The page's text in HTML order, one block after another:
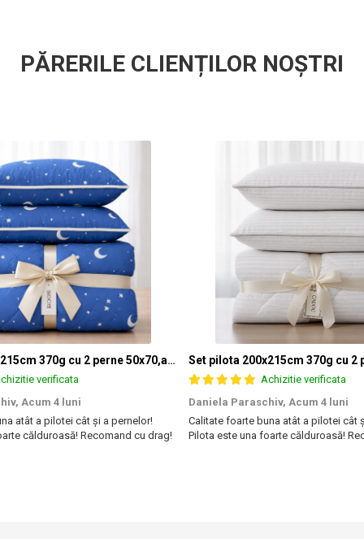
PĂRERILE CLIENȚILOR NOȘTRI
Set pilota 200x215cm 370g cu 2 perne 50x70,albastru- PLT36
verificata
Acum 4 luni
atât a pilotei cât și a pernelor!
călduroasă! Recomand cu drag!
Achizitie verificata
Daniela Paraschiv, Acum 4 luni
Calitate foarte buna atât a pilotei cât
Pilota este una foarte călduroasă!